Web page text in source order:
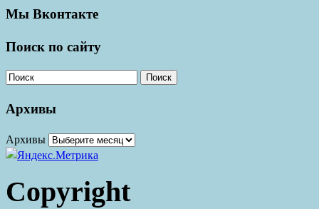
Мы Вконтакте
Поиск по сайту
Поиск
Архивы
Архивы
Copyright